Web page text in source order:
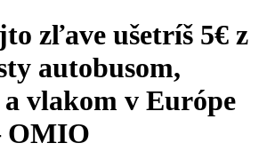
zľave ušetríš 5€ z
autobusom,
vlakom v Európe
OMIO